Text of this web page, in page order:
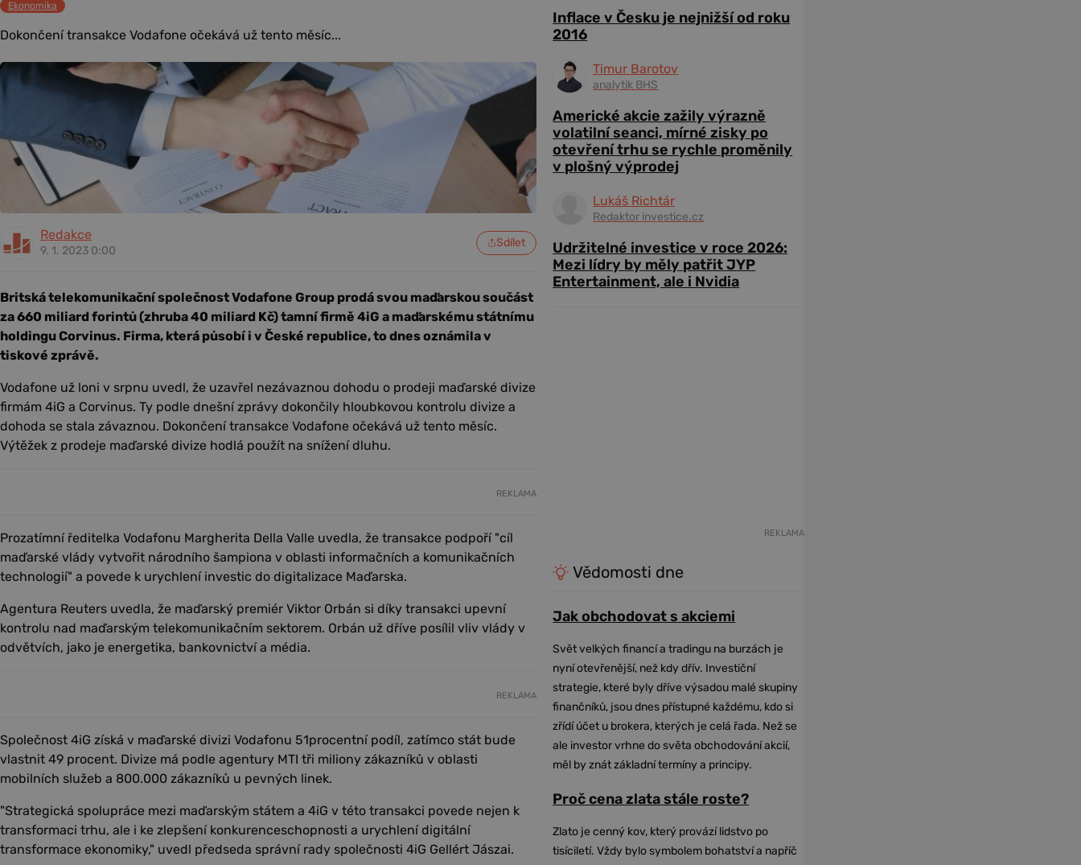
Ekonomika
Dokončení transakce Vodafone očekává už tento měsíc...
Redakce
9. 1. 2023 0:00
Sdílet
Britská telekomunikační společnost Vodafone Group prodá svou maďarskou součást
za 660 miliard forintů (zhruba 40 miliard Kč) tamní firmě 4iG a maďarskému státnímu
holdingu Corvinus. Firma, která působí i v České republice, to dnes oznámila v
tiskové zprávě.
Vodafone už loni v srpnu uvedl, že uzavřel nezávaznou dohodu o prodeji maďarské divize
firmám 4iG a Corvinus. Ty podle dnešní zprávy dokončily hloubkovou kontrolu divize a
dohoda se stala závaznou. Dokončení transakce Vodafone očekává už tento měsíc.
Výtěžek z prodeje maďarské divize hodlá použít na snížení dluhu.
REKLAMA
Prozatímní ředitelka Vodafonu Margherita Della Valle uvedla, že transakce podpoří "cíl
maďarské vlády vytvořit národního šampiona v oblasti informačních a komunikačních
technologií" a povede k urychlení investic do digitalizace Maďarska.
Agentura Reuters uvedla, že maďarský premiér Viktor Orbán si díky transakci upevní
kontrolu nad maďarským telekomunikačním sektorem. Orbán už dříve posílil vliv vlády v
odvětvích, jako je energetika, bankovnictví a média.
REKLAMA
Společnost 4iG získá v maďarské divizi Vodafonu 51procentní podíl, zatímco stát bude
vlastnit 49 procent. Divize má podle agentury MTI tři miliony zákazníků v oblasti
mobilních služeb a 800.000 zákazníků u pevných linek.
"Strategická spolupráce mezi maďarským státem a 4iG v této transakci povede nejen k
transformaci trhu, ale i ke zlepšení konkurenceschopnosti a urychlení digitální
transformace ekonomiky," uvedl předseda správní rady společnosti 4iG Gellért Jászai.
Inflace v Česku je nejnižší od roku
2016
Timur Barotov
analytik BHS
Americké akcie zažily výrazně
volatilní seanci, mírné zisky po
otevření trhu se rychle proměnily
v plošný výprodej
Lukáš Richtár
Redaktor investice.cz
Udržitelné investice v roce 2026:
Mezi lídry by měly patřit JYP
Entertainment, ale i Nvidia
REKLAMA
Vědomosti dne
Jak obchodovat s akciemi
Svět velkých financí a tradingu na burzách je
nyní otevřenější, než kdy dřív. Investiční
strategie, které byly dříve výsadou malé skupiny
finančníků, jsou dnes přístupné každému, kdo si
zřídí účet u brokera, kterých je celá řada. Než se
ale investor vrhne do světa obchodování akcií,
měl by znát základní termíny a principy.
Proč cena zlata stále roste?
Zlato je cenný kov, který provází lidstvo po
tisíciletí. Vždy bylo symbolem bohatství a napříč